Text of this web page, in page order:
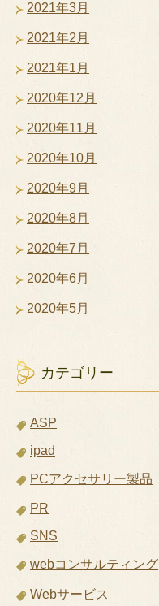
2021年3月
2021年2月
2021年1月
2020年12月
2020年11月
2020年10月
2020年9月
2020年8月
2020年7月
2020年6月
2020年5月
カテゴリー
ASP
ipad
PCアクセサリー製品
PR
SNS
webコンサルティング
Webサービス